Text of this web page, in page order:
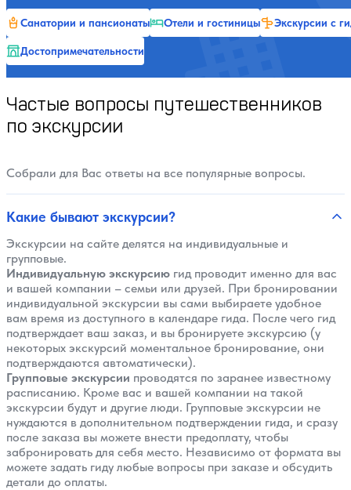
Санатории и пансионаты Отели и гостиницы
Экскурсии с
Достопримечательности
Частые вопросы путешественников
по экскурсии
Собрали для Вас ответы на все популярные вопросы.
Какие бывают экскурсии?
Экскурсии на сайте делятся на индивидуальные и
групповые.
Индивидуальную экскурсию гид проводит именно для вас
и вашей компании – семьи или друзей. При бронировании
индивидуальной экскурсии вы сами выбираете удобное
вам время из доступного в календаре гида. После чего гид
подтверждает ваш заказ, и вы бронируете экскурсию (у
некоторых экскурсий моментальное бронирование, они
подтверждаются автоматически).
Групповые экскурсии проводятся по заранее известному
расписанию. Кроме вас и вашей компании на такой
экскурсии будут и другие люди. Групповые экскурсии не
нуждаются в дополнительном подтверждении гида, и сразу
после заказа вы можете внести предоплату, чтобы
забронировать для себя место. Независимо от формата вы
можете задать гиду любые вопросы при заказе и обсудить
детали до оплаты.